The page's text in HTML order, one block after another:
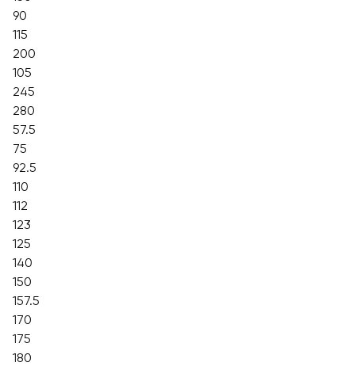
90
115
200
105
245
280
57.5
75
92.5
110
112
123
125
140
150
157.5
170
175
180